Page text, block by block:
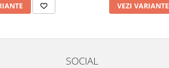
VEZI VARIANTE
SOCIAL